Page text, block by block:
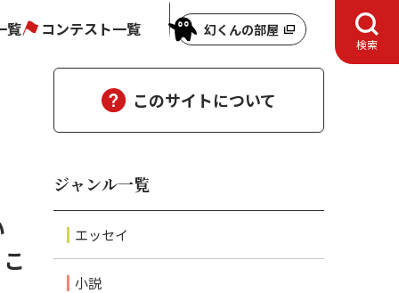
覧 コンテスト一覧 幻くんの部屋
検索
このサイトについて
ジャンル一覧
エッセイ
小説